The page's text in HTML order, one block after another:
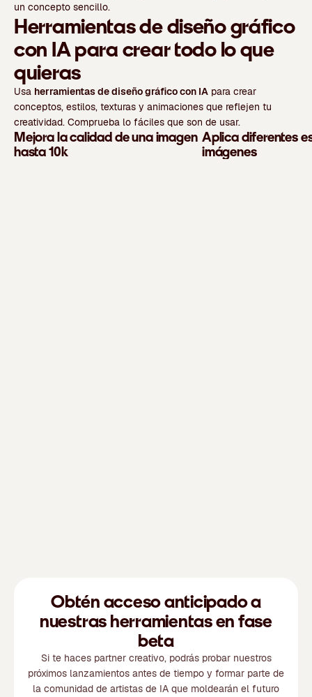
un concepto sencillo.
Herramientas de diseño gráfico
con IA para crear todo lo que
quieras
Usa herramientas de diseño gráfico con IA para crear
conceptos, estilos, texturas y animaciones que reflejen tu
creatividad. Comprueba lo fáciles que son de usar.
Mejora la calidad de una imagen
hasta 10k
Aplica diferentes
imágenes
Obtén acceso anticipado a
nuestras herramientas en fase
beta
Si te haces partner creativo, podrás probar nuestros
próximos lanzamientos antes de tiempo y formar parte de
la comunidad de artistas de IA que moldearán el futuro